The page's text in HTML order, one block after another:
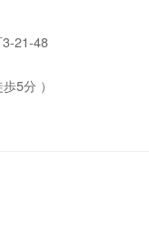
21-48
5分 ）